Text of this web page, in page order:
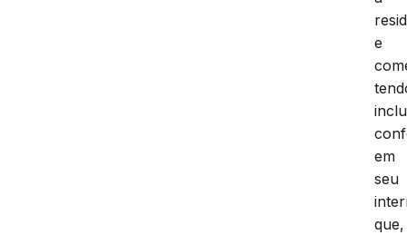
e
em
seu
que,